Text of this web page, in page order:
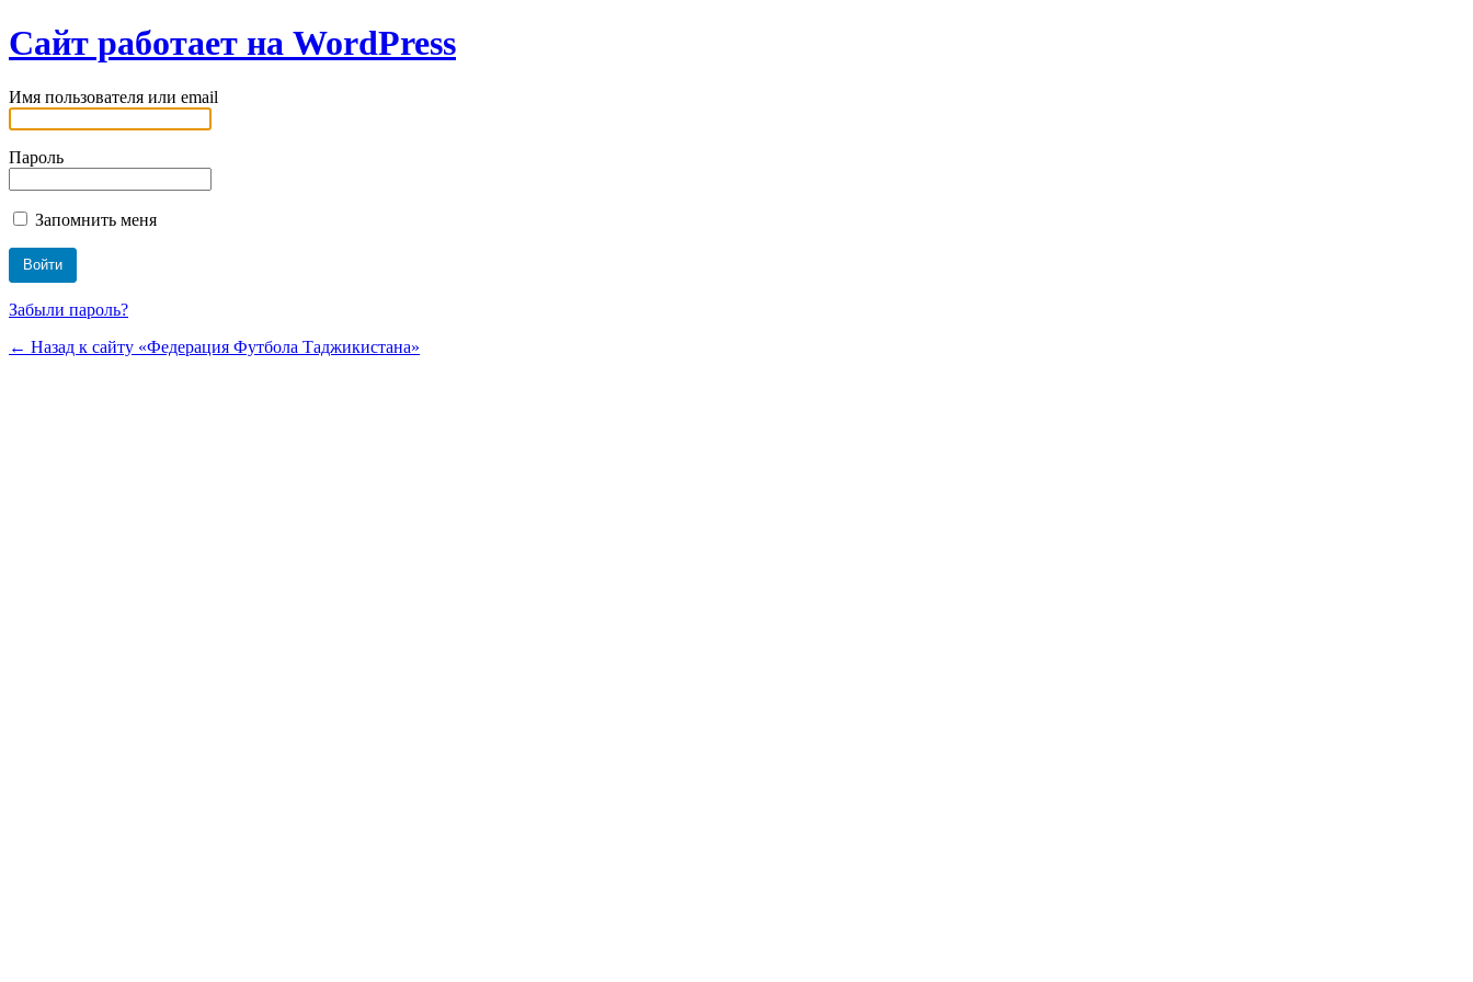
Сайт работает на WordPress
Имя пользователя или email
Пароль
Запомнить меня
Забыли пароль?
← Назад к сайту «Федерация Футбола Таджикистана»